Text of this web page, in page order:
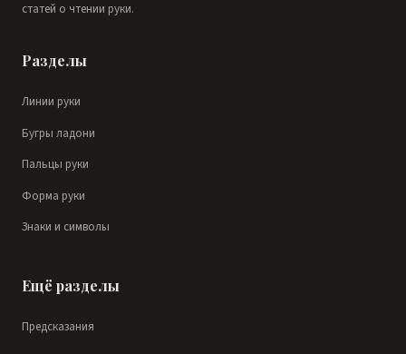
статей о чтении руки.
Разделы
Линии руки
Бугры ладони
Пальцы руки
Форма руки
Знаки и символы
Ещё разделы
Предсказания